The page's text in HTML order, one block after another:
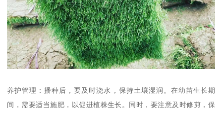
养护管理：播种后，要及时浇水，保持土壤湿润。在幼苗生长期
间，需要适当施肥，以促进植株生长。同时，要注意及时修剪，保